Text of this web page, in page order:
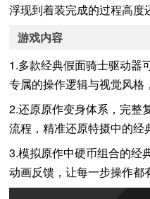
浮现到着装完成的过程高度
游戏内容
1.多款经典假面骑士驱动器
专属的操作逻辑与视觉风格
2.还原原作变身体系，完整
流程，精准还原特摄中的经
3.模拟原作中硬币组合的经
动画反馈，让每一步操作都